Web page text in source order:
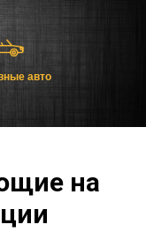
авто
на